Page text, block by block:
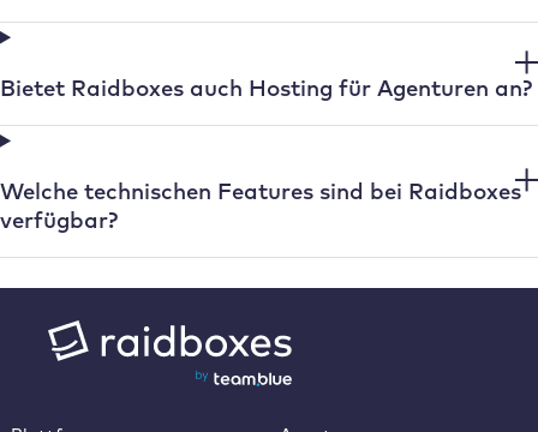
Bietet Raidboxes auch Hosting für Agenturen an?
Welche technischen Features sind bei Raidboxes
verfügbar?